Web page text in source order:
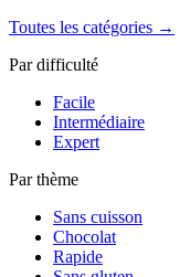
Toutes les catégories →
Par difficulté
Facile
Intermédiaire
Expert
Par thème
Sans cuisson
Chocolat
Rapide